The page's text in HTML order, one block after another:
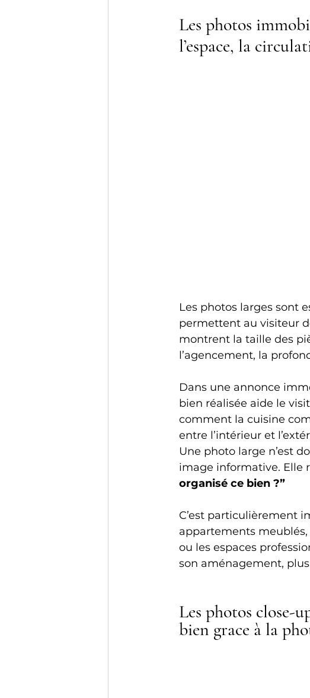
Les photos
l’espace, la
Les photos larges sont
permettent au visiteur
montrent la taille des
l’agencement, la
Dans une annonce
bien réalisée aide le
comment la cuisine
entre l’intérieur et
Une photo large n’est
image informative. Elle
organisé ce bien ?”
C’est particulièrement
appartements meublés,
ou les espaces
son aménagement,
Les photos close-
bien grace à la